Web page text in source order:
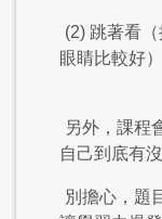
(2) 跳著看
眼睛比較好）
另外，課程
自己到底有
別擔心，題